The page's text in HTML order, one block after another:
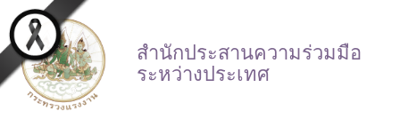
Skip to main content
สำนักประสานความร่วมมือ
ระหว่างประเทศ